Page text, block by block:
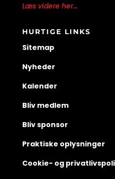
Læs videre her...
HURTIGE LINKS
Sitemap
Nyheder
Kalender
Bliv medlem
Bliv sponsor
Praktiske oplysninger
Cookie- og